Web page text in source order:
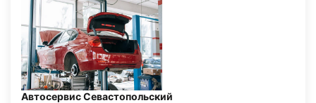
Автосервис Севастопольский